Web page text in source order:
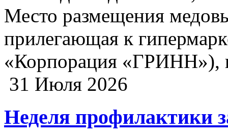
Место размещения
прилегающая к
«Корпорация «ГРИНН»),
31 Июля 2026
Неделя профилактики